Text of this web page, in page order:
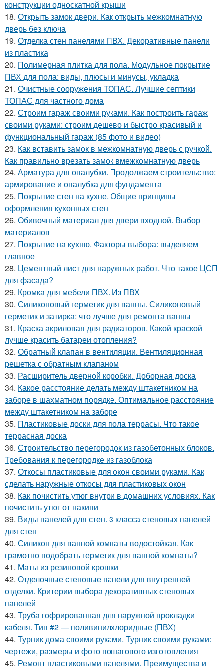
конструкции односкатной крыши
18. Открыть замок двери. Как открыть межкомнатную
дверь без ключа
19. Отделка стен панелями ПВХ. Декоративные панели
из пластика
20. Полимерная плитка для пола. Модульное покрытие
ПВХ для пола: виды, плюсы и минусы, укладка
21. Очистные сооружения ТОПАС. Лучшие септики
ТОПАС для частного дома
22. Строим гараж своими руками. Как построить гараж
своими руками: строим дешево и быстро красивый и
функциональный гараж (85 фото и видео)
23. Как вставить замок в межкомнатную дверь с ручкой.
Как правильно врезать замок вмежкомнатную дверь
24. Арматура для опалубки. Продолжаем строительство:
армирование и опалубка для фундамента
25. Покрытие стен на кухне. Общие принципы
оформления кухонных стен
26. Обивочный материал для двери входной. Выбор
материалов
27. Покрытие на кухню. Факторы выбора: выделяем
главное
28. Цементный лист для наружных работ. Что такое ЦСП
для фасада?
29. Кромка для мебели ПВХ. Из ПВХ
30. Силиконовый герметик для ванны. Силиконовый
герметик и затирка: что лучше для ремонта ванны
31. Краска акриловая для радиаторов. Какой краской
лучше красить батареи отопления?
32. Обратный клапан в вентиляции. Вентиляционная
решетка с обратным клапаном
33. Расширитель дверной коробки. Доборная доска
34. Какое расстояние делать между штакетником на
заборе в шахматном порядке. Оптимальное расстояние
между штакетником на заборе
35. Пластиковые доски для пола террасы. Что такое
террасная доска
36. Строительство перегородок из газобетонных блоков.
Требования к перегородке из газоблока
37. Откосы пластиковые для окон своими руками. Как
сделать наружные откосы для пластиковых окон
38. Как почистить утюг внутри в домашних условиях. Как
почистить утюг от накипи
39. Виды панелей для стен. 3 класса стеновых панелей
для стен
40. Силикон для ванной комнаты водостойкая. Как
грамотно подобрать герметик для ванной комнаты?
41. Маты из резиновой крошки
42. Отделочные стеновые панели для внутренней
отделки. Критерии выбора декоративных стеновых
панелей
43. Труба гофрированная для наружной прокладки
кабеля. Тип #2 — поливинилхлоридные (ПВХ)
44. Турник дома своими руками. Турник своими руками:
чертежи, размеры и фото пошагового изготовления
45. Ремонт пластиковыми панелями. Преимущества и